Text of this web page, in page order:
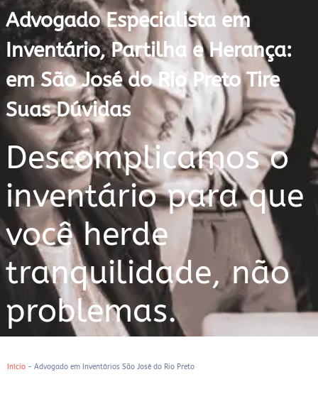
Advogado Especialista em
Inventário, Partilha e Herança:
em São José do Rio Preto Tire
Suas Dúvidas
Descomplicamos o
inventário para que
você herde
tranquilidade, não
problemas.
Início - Advogado em Inventários São José do Rio Preto